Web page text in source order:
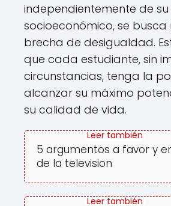
independientemente de
socioeconómico, se busca
brecha de desigualdad.
que cada estudiante, sin
circunstancias, tenga la
alcanzar su máximo
su calidad de vida.
5 argumentos a favor y
de la television